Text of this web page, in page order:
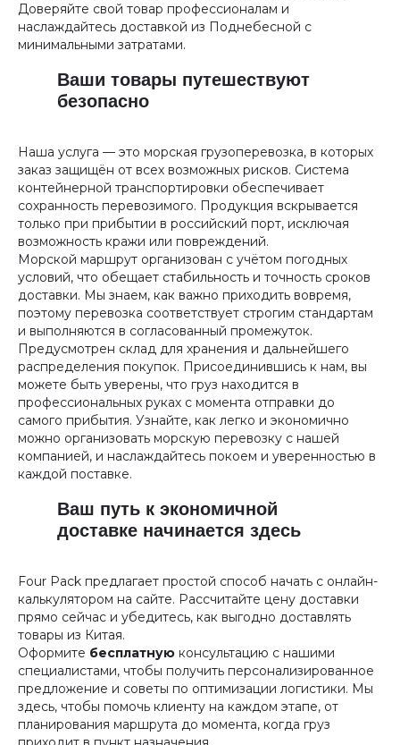
Доверяйте свой товар профессионалам и
наслаждайтесь доставкой из Поднебесной с
минимальными затратами.
Ваши товары путешествуют
безопасно
Наша услуга — это морская грузоперевозка, в которых
заказ защищён от всех возможных рисков. Система
контейнерной транспортировки обеспечивает
сохранность перевозимого. Продукция вскрывается
только при прибытии в российский порт, исключая
возможность кражи или повреждений.
Морской маршрут организован с учётом погодных
условий, что обещает стабильность и точность сроков
доставки. Мы знаем, как важно приходить вовремя,
поэтому перевозка соответствует строгим стандартам
и выполняются в согласованный промежуток.
Предусмотрен склад для хранения и дальнейшего
распределения покупок. Присоединившись к нам, вы
можете быть уверены, что груз находится в
профессиональных руках с момента отправки до
самого прибытия. Узнайте, как легко и экономично
можно организовать морскую перевозку с нашей
компанией, и наслаждайтесь покоем и уверенностью в
каждой поставке.
Ваш путь к экономичной
доставке начинается здесь
Four Pack предлагает простой способ начать с онлайн-
калькулятором на сайте. Рассчитайте цену доставки
прямо сейчас и убедитесь, как выгодно доставлять
товары из Китая.
Оформите бесплатную консультацию с нашими
специалистами, чтобы получить персонализированное
предложение и советы по оптимизации логистики. Мы
здесь, чтобы помочь клиенту на каждом этапе, от
планирования маршрута до момента, когда груз